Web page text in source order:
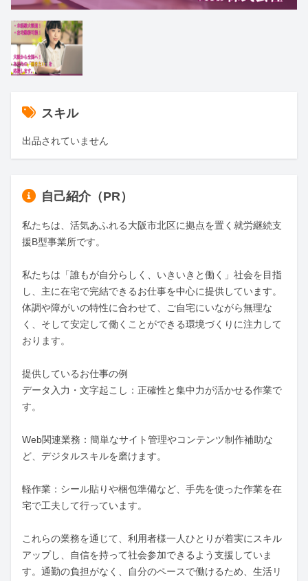
スキル
出品されていません
自己紹介（PR）
私たちは、活気あふれる大阪市北区に拠点を置く就労継続支
援B型事業所です。
私たちは「誰もが自分らしく、いきいきと働く」社会を目指
し、主に在宅で完結できるお仕事を中心に提供しています。
体調や障がいの特性に合わせて、ご自宅にいながら無理な
く、そして安定して働くことができる環境づくりに注力して
おります。
提供しているお仕事の例
データ入力・文字起こし：正確性と集中力が活かせる作業で
す。
Web関連業務：簡単なサイト管理やコンテンツ制作補助な
ど、デジタルスキルを磨けます。
軽作業：シール貼りや梱包準備など、手先を使った作業を在
宅で工夫して行っています。
これらの業務を通じて、利用者様一人ひとりが着実にスキル
アップし、自信を持って社会参加できるよう支援していま
す。通勤の負担がなく、自分のペースで働けるため、生活リ